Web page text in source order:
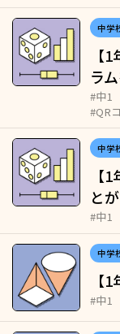
中学
【
ラ
#中1
#QR
中学
【
と
#中1
中学
【
#中1